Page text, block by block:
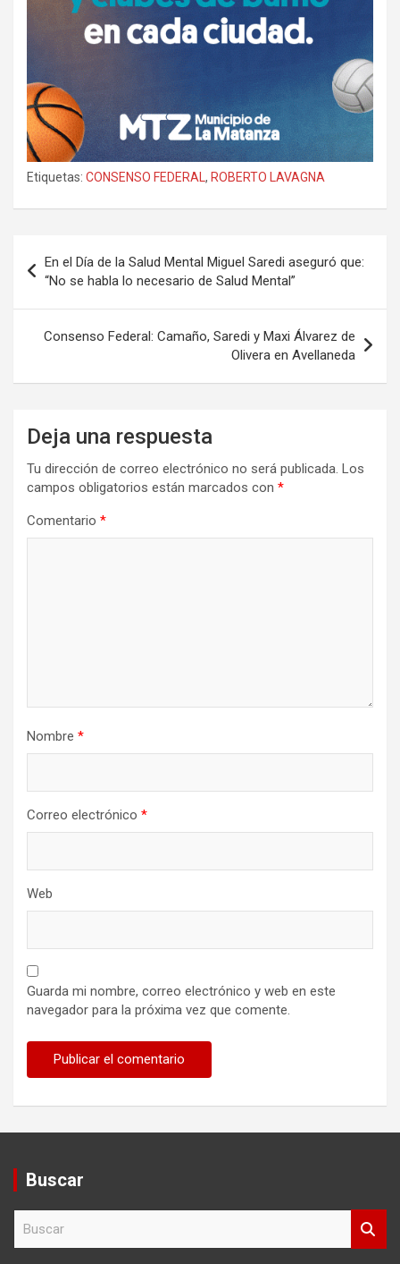
Etiquetas: CONSENSO FEDERAL , ROBERTO LAVAGNA
de
entradas
En el Día de la Salud Mental Miguel Saredi aseguró que:
“No se habla lo necesario de Salud Mental”
Consenso Federal: Camaño, Saredi y Maxi Álvarez de
Olivera en Avellaneda
Deja una respuesta
Tu dirección de correo electrónico no será publicada. Los
campos obligatorios están marcados con *
Comentario *
Nombre *
Correo electrónico *
Web
Guarda mi nombre, correo electrónico y web en este
navegador para la próxima vez que comente.
Buscar